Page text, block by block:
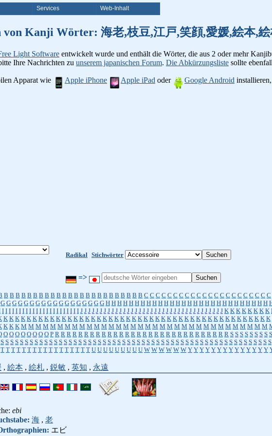
Services Web-Inhalt
von Kanji Wörter: 海老,枝豆,江戸,笑顔,愛媛,絵本,
Light Software entwickelt wurde und enthält die Wörter, die aus 2 oder mehr
Ihre Nachrichten zu unserem japanischen Forum. Die Abkürzungsliste sollte
Apparat wie Apple iPhone Apple iPad oder Google Android
Radikal Stichwörter
=>
B B B B B B B B B B B B B B B B B B B B B B B B C C C C C C C C C C C C C C C C C C C C C C
G G G G G G G G G G G G G G G G G G H H H H H H H H H H H H H H H H H H H H H H H H H H H H
I I I I I I I I I I I I I I I I I I I I I I I J J J J J J J J J J J J J J J J J J J J J J J J J J J J J J J J J J J J J K K K K K K K K
K K K K K K K K K K K K K K K K K K K K K K K K K K K K K K K K K K K K K K K K K K K K K K
K K K M M M M M M M M M M M M M M M M M M M M M M M M M M M M M M M M M M
O O O O O O O O P R R R R R R R R R R R R R R R R R R R R R R R R R R R R R R S S S S S S S S S
S S S S S S S S S S S S S S S S S S S S S S S S S S S S S S S S S S S S S S S S S S S S S S S S S S S S S S S S
T T T T T T T T T T T T T T T T T U U U U U U U U U W W W W W W Y Y Y Y Y Y Y Y Y Y Y Y Y Y
, 絵本 , 絵札 , 鋭敏 , 英知 , 永遠
ebi
海 , 老
エビ